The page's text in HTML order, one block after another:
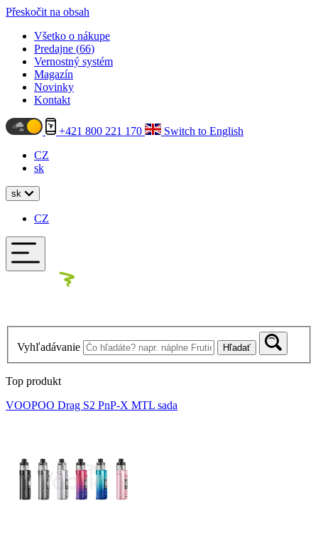
Přeskočit na obsah
Všetko o nákupe
Predajne (66)
Vernostný systém
Magazín
Novinky
Kontakt
+421 800 221 170
Switch to English
CZ
sk
sk
CZ
Vyhľadávanie Hľadať
Top produkt
VOOPOO Drag S2 PnP-X MTL sada